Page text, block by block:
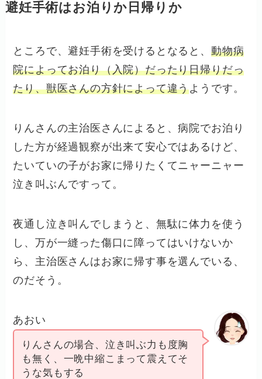
避妊手術はお泊りか日帰りか
ところで、避妊手術を受けるとなると、 動物病
院によってお泊り（入院）だったり日帰りだっ
たり、獣医さんの方針によって違うようです。
りんさんの主治医さんによると、病院でお泊り
した方が経過観察が出来て安心ではあるけど、
たいていの子がお家に帰りたくてニャーニャー
泣き叫ぶんですって。
夜通し泣き叫んでしまうと、無駄に体力を使う
し、万が一縫った傷口に障ってはいけないか
ら、主治医さんはお家に帰す事を選んでいる、
のだそう。
あおい
りんさんの場合、泣き叫ぶ力も度胸
も無く、一晩中縮こまって震えてそ
うな気もする